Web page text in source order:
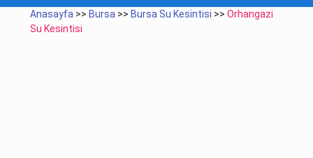
Anasayfa >> Bursa >> Bursa Su Kesintisi >>Orhangazi
Su Kesintisi